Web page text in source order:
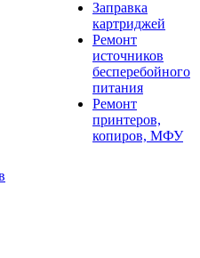
Заправка
картриджей
Ремонт
источников
бесперебойного
питания
Ремонт
принтеров,
копиров, МФУ